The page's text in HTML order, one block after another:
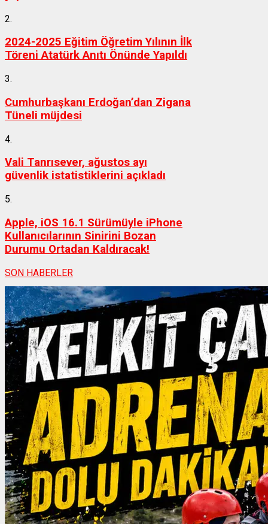
2.
2024-2025 Eğitim Öğretim Yılının İlk
Töreni Atatürk Anıtı Önünde Yapıldı
3.
Cumhurbaşkanı Erdoğan’dan Zigana
Tüneli müjdesi
4.
Vali Tanrısever, ağustos ayı
güvenlik istatistiklerini açıkladı
5.
Apple, iOS 16.1 Sürümüyle iPhone
Kullanıcılarının Sinirini Bozan
Durumu Ortadan Kaldıracak!
SON HABERLER